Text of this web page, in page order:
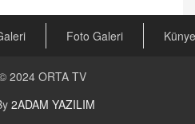
Foto Galeri Künye
2024 ORTA TV
2ADAM YAZILIM